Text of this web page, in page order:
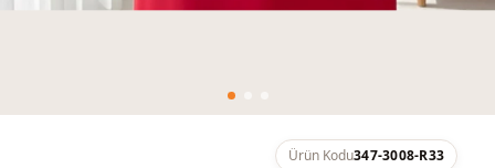
Ürün Kodu347-3008-R33